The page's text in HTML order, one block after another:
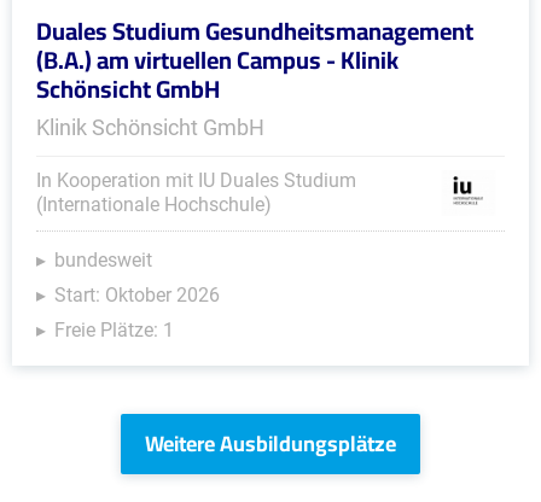
Duales Studium Gesundheitsmanagement
(B.A.) am virtuellen Campus - Klinik
Schönsicht GmbH
Klinik Schönsicht GmbH
In Kooperation mit IU Duales Studium
(Internationale Hochschule)
bundesweit
Start: Oktober 2026
Freie Plätze: 1
Weitere Ausbildungsplätze